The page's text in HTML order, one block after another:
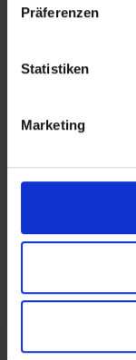
Präferenzen
Statistiken
MarketingBitte
Die
Nacht